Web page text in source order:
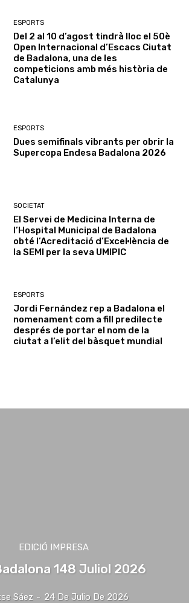
ESPORTS
Del 2 al 10 d’agost tindrà lloc el 50è
Open Internacional d’Escacs Ciutat
de Badalona, una de les
competicions amb més història de
Catalunya
ESPORTS
Dues semifinals vibrants per obrir la
Supercopa Endesa Badalona 2026
SOCIETAT
El Servei de Medicina Interna de
l’Hospital Municipal de Badalona
obté l’Acreditació d’Excel·lència de
la SEMI per la seva UMIPIC
ESPORTS
Jordi Fernández rep a Badalona el
nomenament com a fill predilecte
després de portar el nom de la
ciutat a l’elit del bàsquet mundial
EDICIÓ IMPRESA
148 Juliol 2026
Sáez - 24 De Julio De 2026